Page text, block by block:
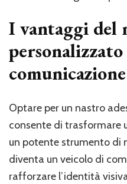
I vantaggi del
Optare per un nastro
consente di trasformare
un potente strumento di
diventa un veicolo di
rafforzare l’identità